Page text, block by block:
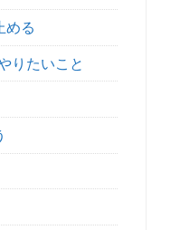
める
りたいこと